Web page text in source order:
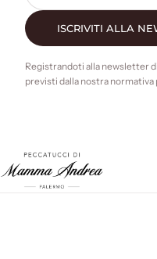
ISCRIVITI ALLA
Registrandoti alla newsletter
previsti dalla nostra normativa